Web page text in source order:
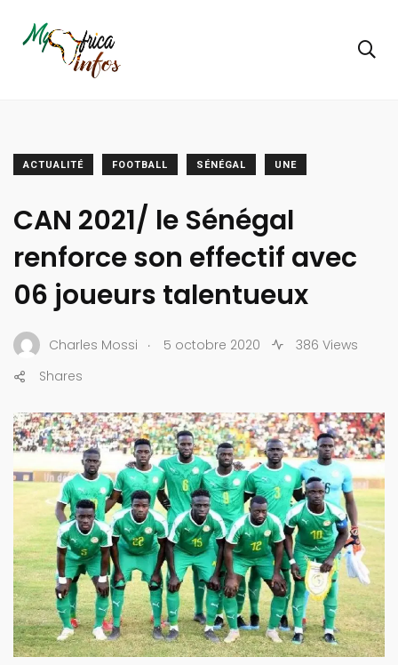
ACTUALITÉ FOOTBALL SÉNÉGAL UNE
CAN 2021/ le Sénégal
renforce son effectif avec
06 joueurs talentueux
Charles Mossi . 5 octobre 2020
386 Views
Shares